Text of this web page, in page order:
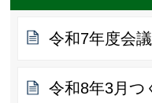
令和7年度会
令和8年3月つ